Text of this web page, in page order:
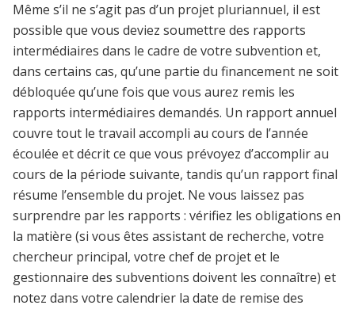
Même s’il ne s’agit pas d’un projet pluriannuel, il est
possible que vous deviez soumettre des rapports
intermédiaires dans le cadre de votre subvention et,
dans certains cas, qu’une partie du financement ne soit
débloquée qu’une fois que vous aurez remis les
rapports intermédiaires demandés. Un rapport annuel
couvre tout le travail accompli au cours de l’année
écoulée et décrit ce que vous prévoyez d’accomplir au
cours de la période suivante, tandis qu’un rapport final
résume l’ensemble du projet. Ne vous laissez pas
surprendre par les rapports : vérifiez les obligations en
la matière (si vous êtes assistant de recherche, votre
chercheur principal, votre chef de projet et le
gestionnaire des subventions doivent les connaître) et
notez dans votre calendrier la date de remise des